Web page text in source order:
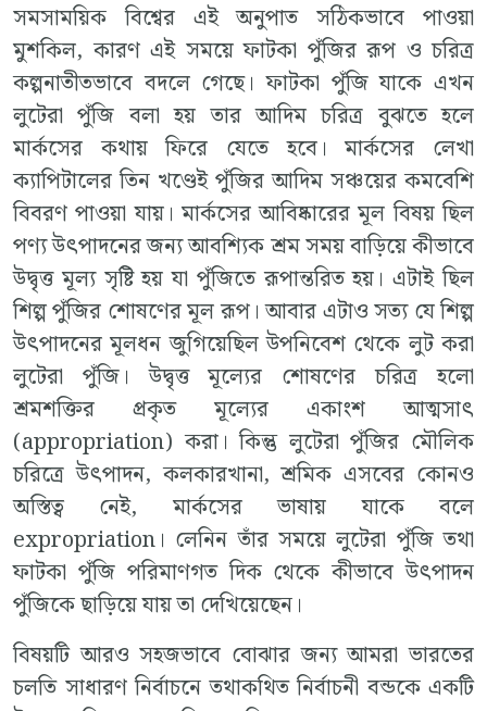
সমসাময়িক বিশ্বের এই অনুপাত সঠিকভাবে পাওয়া
মুশকিল, কারণ এই সময়ে ফাটকা পুঁজির রূপ ও চরিত্র
কল্পনাতীতভাবে বদলে গেছে। ফাটকা পুঁজি যাকে এখন
লুটেরা পুঁজি বলা হয় তার আদিম চরিত্র বুঝতে হলে
মার্কসের কথায় ফিরে যেতে হবে। মার্কসের লেখা
ক্যাপিটালের তিন খণ্ডেই পুঁজির আদিম সঞ্চয়ের কমবেশি
বিবরণ পাওয়া যায়। মার্কসের আবিষ্কারের মূল বিষয় ছিল
পণ্য উৎপাদনের জন্য আবশ্যিক শ্রম সময় বাড়িয়ে কীভাবে
উদ্বৃত্ত মূল্য সৃষ্টি হয় যা পুঁজিতে রূপান্তরিত হয়। এটাই ছিল
শিল্প পুঁজির শোষণের মূল রূপ। আবার এটাও সত্য যে শিল্প
উৎপাদনের মূলধন জুগিয়েছিল উপনিবেশ থেকে লুট করা
লুটেরা পুঁজি। উদ্বৃত্ত মূল্যের শোষণের চরিত্র হলো
শ্রমশক্তির প্রকৃত মূল্যের একাংশ আত্মসাৎ
(appropriation) করা। কিন্তু লুটেরা পুঁজির মৌলিক
চরিত্রে উৎপাদন, কলকারখানা, শ্রমিক এসবের কোনও
অস্তিত্ব নেই, মার্কসের ভাষায় যাকে বলে
expropriation। লেনিন তাঁর সময়ে লুটেরা পুঁজি তথা
ফাটকা পুঁজি পরিমাণগত দিক থেকে কীভাবে উৎপাদন
পুঁজিকে ছাড়িয়ে যায় তা দেখিয়েছেন।
বিষয়টি আরও সহজভাবে বোঝার জন্য আমরা ভারতের
চলতি সাধারণ নির্বাচনে তথাকথিত নির্বাচনী বন্ডকে একটি